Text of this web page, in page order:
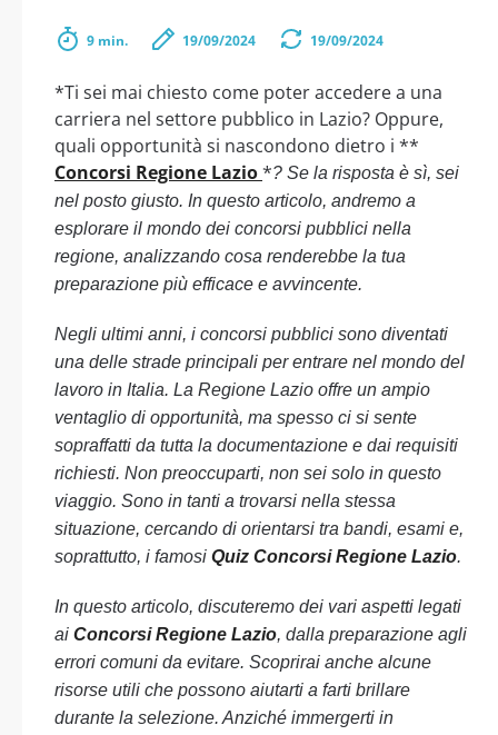
9 min. 19/09/2024 19/09/2024
*Ti sei mai chiesto come poter accedere a una
carriera nel settore pubblico in Lazio? Oppure,
quali opportunità si nascondono dietro i **
Concorsi Regione Lazio*? Se la risposta è sì, sei
nel posto giusto. In questo articolo, andremo a
esplorare il mondo dei concorsi pubblici nella
regione, analizzando cosa renderebbe la tua
preparazione più efficace e avvincente.
Negli ultimi anni, i concorsi pubblici sono diventati
una delle strade principali per entrare nel mondo del
lavoro in Italia. La Regione Lazio offre un ampio
ventaglio di opportunità, ma spesso ci si sente
sopraffatti da tutta la documentazione e dai requisiti
richiesti. Non preoccuparti, non sei solo in questo
viaggio. Sono in tanti a trovarsi nella stessa
situazione, cercando di orientarsi tra bandi, esami e,
soprattutto, i famosi Quiz Concorsi Regione Lazio.
In questo articolo, discuteremo dei vari aspetti legati
ai Concorsi Regione Lazio, dalla preparazione agli
errori comuni da evitare. Scoprirai anche alcune
risorse utili che possono aiutarti a farti brillare
durante la selezione. Anziché immergerti in